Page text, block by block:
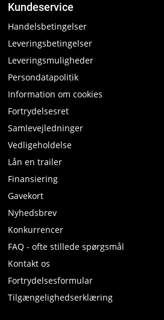
Kundeservice
Handelsbetingelser
Leveringsbetingelser
Leveringsmuligheder
Persondatapolitik
Information om cookies
Fortrydelsesret
Samlevejledninger
Vedligeholdelse
Lån en trailer
Finansiering
Gavekort
Nyhedsbrev
Konkurrencer
FAQ - ofte stillede spørgsmål
Kontakt os
Fortrydelsesformular
Tilgængelighedserklæring